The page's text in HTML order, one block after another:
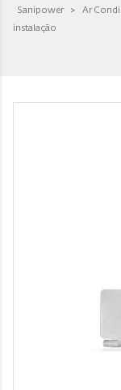
Sanipower > Ar
instalação